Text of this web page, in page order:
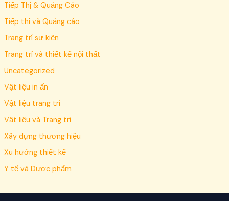
Tiếp Thị & Quảng Cáo
Tiếp thị và Quảng cáo
Trang trí sự kiện
Trang trí và thiết kế nội thất
Uncategorized
Vật liệu in ấn
Vật liệu trang trí
Vật liệu và Trang trí
Xây dựng thương hiệu
Xu hướng thiết kế
Y tế và Dược phẩm